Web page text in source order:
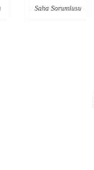
Saha Sorumlusu